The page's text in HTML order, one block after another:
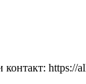
https://